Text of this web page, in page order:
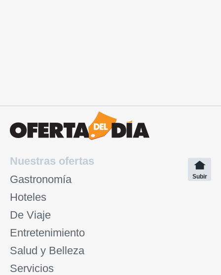
Nuestras ofertas
Gastronomía
Hoteles
De Viaje
Entretenimiento
Salud y Belleza
Servicios
Subir